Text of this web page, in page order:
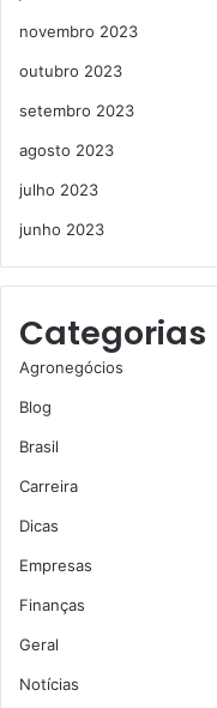
novembro 2023
outubro 2023
setembro 2023
agosto 2023
julho 2023
junho 2023
Categorias
Agronegócios
Blog
Brasil
Carreira
Dicas
Empresas
Finanças
Geral
Notícias